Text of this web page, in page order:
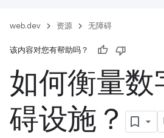
web.dev 资源 无障碍
该内容对您有帮助吗？
如何衡量数
碍设施？